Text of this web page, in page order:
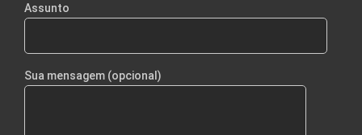
Assunto
Sua mensagem (opcional)